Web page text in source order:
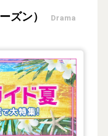
ズン） Drama
ド